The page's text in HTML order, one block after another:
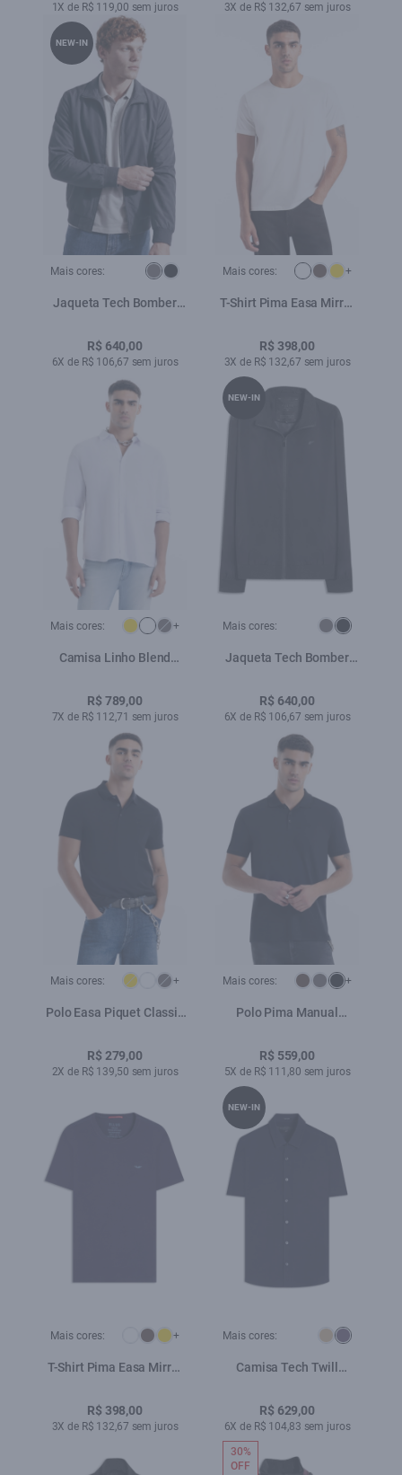
1X de R$ 119,00 sem juros 3X de R$ 132,67 sem juros
Mais cores:
Jaqueta Tech Bomber
R$ 640,00
6X de R$ 106,67 sem juros
NEW-IN
Mais cores: +
T-Shirt Pima Easa Mirror
R$ 398,00
3X de R$ 132,67 sem juros
Mais cores: +
Camisa Linho Blend
R$ 789,00
7X de R$ 112,71 sem juros
Mais cores:
Jaqueta Tech Bomber
R$ 640,00
6X de R$ 106,67 sem juros
NEW-IN
Mais cores: +
Polo Easa Piquet Classic
R$ 279,00
2X de R$ 139,50 sem juros
Mais cores: +
Polo Pima Manual
R$ 559,00
5X de R$ 111,80 sem juros
Mais cores: +
T-Shirt Pima Easa Mirror
R$ 398,00
3X de R$ 132,67 sem juros
Mais cores:
Camisa Tech Twill
Blue
R$ 629,00
6X de R$ 104,83 sem juros
NEW-IN
30%
OFF